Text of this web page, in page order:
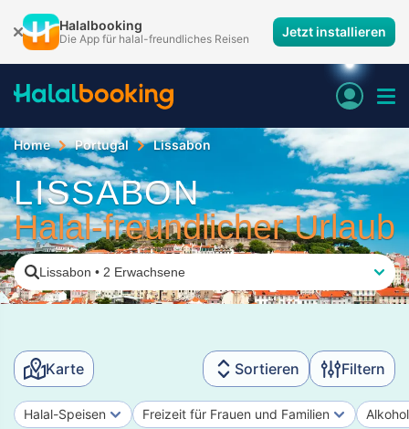
Halalbooking
Die App für halal-freundliches Reisen Jetzt installieren
Home Portugal Lissabon
LISSABON
Halal-freundlicher Urlaub
Lissabon • 2 Erwachsene
Karte Sortieren Filtern
Halal-Speisen Freizeit für Frauen und Familien